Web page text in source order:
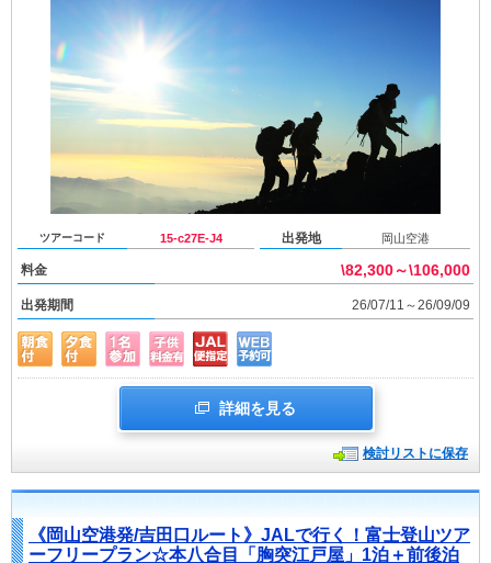
ツアーコード 15-c27E-J4 出発地 岡山空港
料金 \82,300～\106,000
出発期間 26/07/11～26/09/09
詳細を見る
検討リストに保存
《岡山空港発/吉田口ルート》JALで行く！富士登山ツア
ーフリープラン☆本八合目「胸突江戸屋」1泊＋前後泊